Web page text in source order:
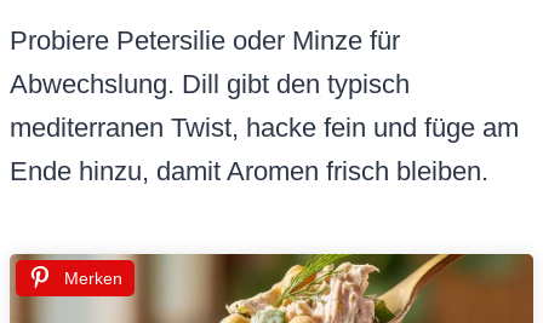
Probiere Petersilie oder Minze für
Abwechslung. Dill gibt den typisch
mediterranen Twist, hacke fein und füge am
Ende hinzu, damit Aromen frisch bleiben.
Merken